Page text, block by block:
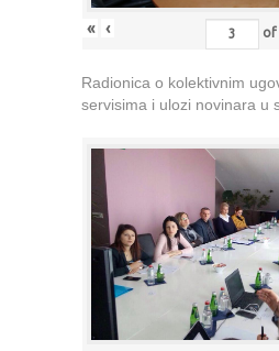
« ‹ of
Radionica o kolektivnim
servisima i ulozi novinara u